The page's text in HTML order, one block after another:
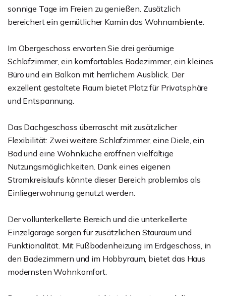
sonnige Tage im Freien zu genießen. Zusätzlich
bereichert ein gemütlicher Kamin das Wohnambiente.
Im Obergeschoss erwarten Sie drei geräumige
Schlafzimmer, ein komfortables Badezimmer, ein kleines
Büro und ein Balkon mit herrlichem Ausblick. Der
exzellent gestaltete Raum bietet Platz für Privatsphäre
und Entspannung.
Das Dachgeschoss überrascht mit zusätzlicher
Flexibilität: Zwei weitere Schlafzimmer, eine Diele, ein
Bad und eine Wohnküche eröffnen vielfältige
Nutzungsmöglichkeiten. Dank eines eigenen
Stromkreislaufs könnte dieser Bereich problemlos als
Einliegerwohnung genutzt werden.
Der vollunterkellerte Bereich und die unterkellerte
Einzelgarage sorgen für zusätzlichen Stauraum und
Funktionalität. Mit Fußbodenheizung im Erdgeschoss, in
den Badezimmern und im Hobbyraum, bietet das Haus
modernsten Wohnkomfort.